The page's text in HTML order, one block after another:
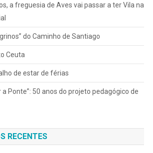
a freguesia de Aves vai passar a ter Vila na
do Caminho de Santiago
Ceuta
de estar de férias
a Ponte”: 50 anos do projeto pedagógico de
RECENTES